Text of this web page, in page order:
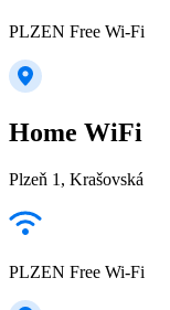
PLZEN Free Wi-Fi
Home WiFi
Plzeň 1, Krašovská
PLZEN Free Wi-Fi